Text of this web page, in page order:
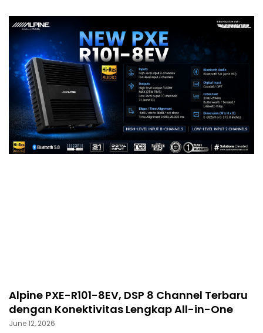
Alpine PXE-R101-8EV, DSP 8 Channel Terbaru
dengan Konektivitas Lengkap All-in-One
June 12, 2026